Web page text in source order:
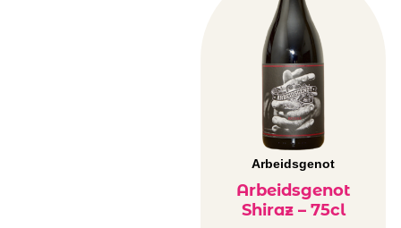
Arbeidsgenot
Arbeidsgenot
Shiraz – 75cl